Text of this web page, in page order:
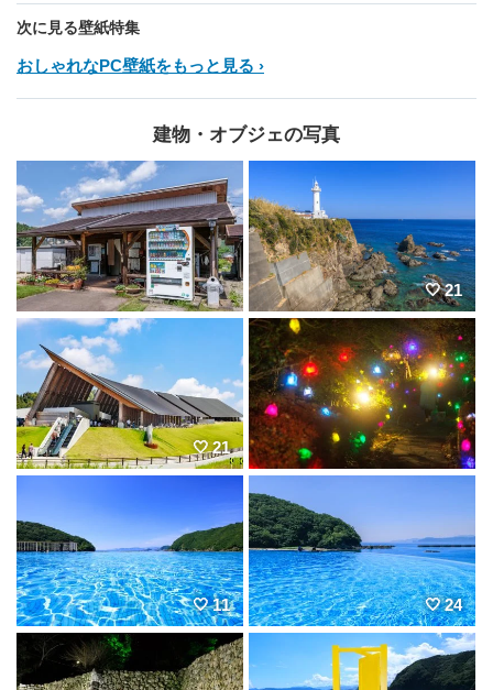
次に見る壁紙特集
おしゃれなPC壁紙をもっと見る
建物・オブジェの写真
21
21
11 24